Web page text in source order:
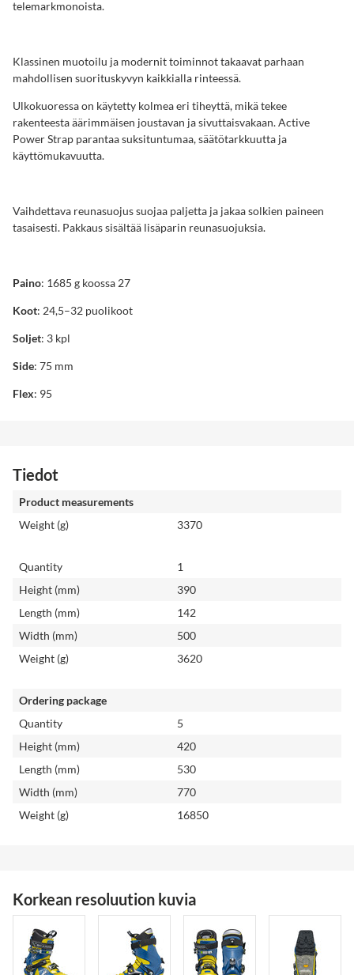
telemarkmonoista.
Klassinen muotoilu ja modernit toiminnot takaavat parhaan
mahdollisen suorituskyvyn kaikkialla rinteessä.
Ulkokuoressa on käytetty kolmea eri tiheyttä, mikä tekee
rakenteesta äärimmäisen joustavan ja sivuttaisvakaan. Active
Power Strap parantaa suksituntumaa, säätötarkkuutta ja
käyttömukavuutta.
Vaihdettava reunasuojus suojaa paljetta ja jakaa solkien paineen
tasaisesti. Pakkaus sisältää lisäparin reunasuojuksia.
Paino: 1685 g koossa 27
Koot: 24,5–32 puolikoot
Soljet: 3 kpl
Side: 75 mm
Flex: 95
Tiedot
Product measurements
Weight (g)
3370
Quantity
1
Height (mm)
390
Length (mm)
142
Width (mm)
500
Weight (g)
3620
Ordering package
Quantity
5
Height (mm)
420
Length (mm)
530
Width (mm)
770
Weight (g)
16850
Korkean resoluution kuvia